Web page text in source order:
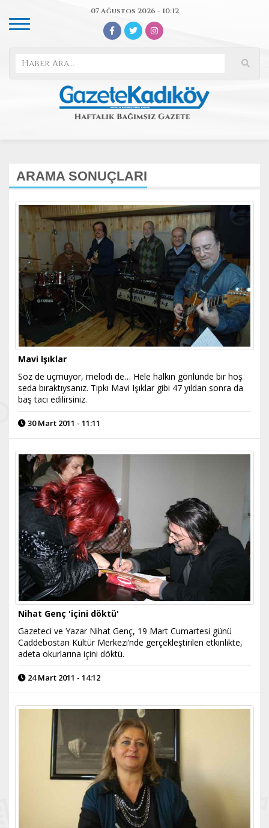
07 Ağustos 2026 - 10:12
ARAMA SONUÇLARI
Mavi Işıklar
Söz de uçmuyor, melodi de… Hele halkın gönlünde bir hoş
seda bıraktıysanız. Tıpkı Mavi Işıklar gibi 47 yıldan sonra da
baş tacı edilirsiniz.
30 Mart 2011 - 11:11
Nihat Genç 'içini döktü'
Gazeteci ve Yazar Nihat Genç, 19 Mart Cumartesi günü
Caddebostan Kültür Merkezi’nde gerçekleştirilen etkinlikte,
adeta okurlarına içini döktü.
24 Mart 2011 - 14:12